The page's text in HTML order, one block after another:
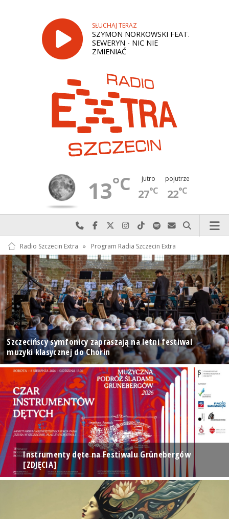
SŁUCHAJ TERAZ
SZYMON NORKOWSKI FEAT.
SEWERYN - NIC NIE
ZMIENIAĆ
13°C jutro
27°C
pojutrze
22°C
Najlepiej po prostu do nas zadzwoń
Odwiedź nas na Facebook-u
Odwiedź nas na X
Odwiedź nas na Instagram-ie
Odwiedź nas na TikTok-u
Szukaj nas na Spotify
Wyślij do nas
Szukaj
Radio Szczecin Extra » Program Radia Szczecin Extra
Szczecińscy symfonicy zapraszają na letni festiwal
muzyki klasycznej do Chorin
Instrumenty dęte na Festiwalu Grünebergów
[ZDJĘCIA]